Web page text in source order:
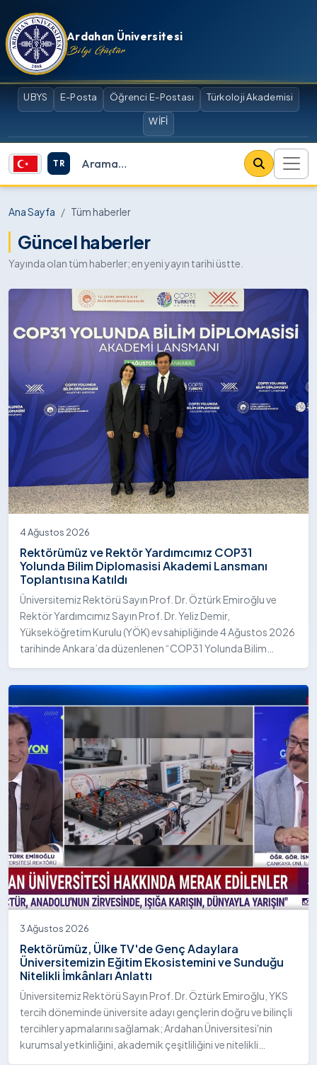
İçeriğe atla
Ardahan Üniversitesi
Bilgi Güçtür
UBYS E-Posta Öğrenci E-Postası Türkoloji Akademisi
WİFİ
TR
Site içi arama
Ana Sayfa Tüm haberler
Güncel haberler
Yayında olan tüm haberler; en yeni yayın tarihi üstte.
4 Ağustos 2026
Rektörümüz ve Rektör Yardımcımız COP31
Yolunda Bilim Diplomasisi Akademi Lansmanı
Toplantısına Katıldı
Üniversitemiz Rektörü Sayın Prof. Dr. Öztürk Emiroğlu ve
Rektör Yardımcımız Sayın Prof. Dr. Yeliz Demir,
Yükseköğretim Kurulu (YÖK) ev sahipliğinde 4 Ağustos 2026
tarihinde Ankara’da düzenlenen “COP31 Yolunda Bilim
3 Ağustos 2026
Rektörümüz, Ülke TV'de Genç Adaylara
Üniversitemizin Eğitim Ekosistemini ve Sunduğu
Nitelikli İmkânları Anlattı
Üniversitemiz Rektörü Sayın Prof. Dr. Öztürk Emiroğlu, YKS
tercih döneminde üniversite adayı gençlerin doğru ve bilinçli
tercihler yapmalarını sağlamak; Ardahan Üniversitesi'nin
kurumsal yetkinliğini, akademik çeşitliliğini ve nitelikli